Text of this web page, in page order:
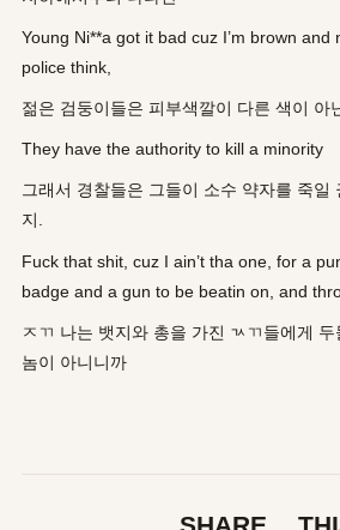
Young Ni**a got it bad cuz I’m brown
police think,
젊은 검둥이들은 피부색깔이 다른 색이 아
They have the authority to kill a minority
그래서 경찰들은 그들이 소수 약자를 죽일
지.
Fuck that shit, cuz I ain’t tha one, for a
badge and a gun to be beatin on, and
ㅈㄲ 나는 뱃지와 총을 가진 ㄳㄲ들에게
놈이 아니니까